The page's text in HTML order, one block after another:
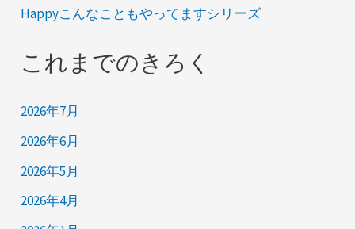
Happyこんなこともやってますシリーズ
これまでのきろく
2026年7月
2026年6月
2026年5月
2026年4月